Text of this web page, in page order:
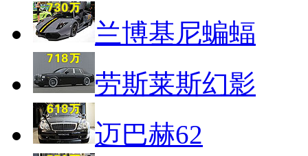
兰博基尼蝙蝠
劳斯莱斯幻影
迈巴赫62